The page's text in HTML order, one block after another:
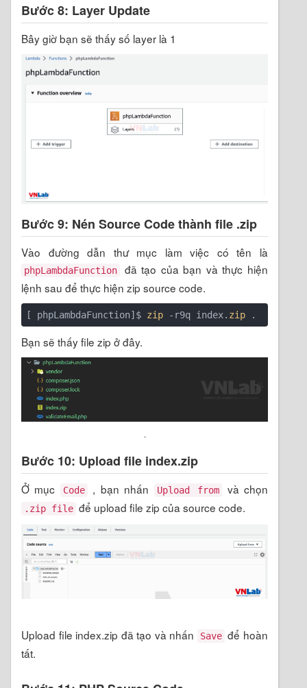
Bước 8: Layer Update
Bây giờ bạn sẽ thấy số layer là 1
Bước 9: Nén Source Code thành file .zip
Vào đường dẫn thư mục làm việc có tên là
phpLambdaFunction
đã tạo của bạn và thực hiện
lệnh sau để thực hiện zip source code.
[ phpLambdaFunction]$ zip -r9q index. zip .
Bạn sẽ thấy file zip ở đây.
.
Bước 10: Upload file index.zip
Ở mục Code , bạn nhấn Upload from và chọn
.zip file để upload file zip của source code.